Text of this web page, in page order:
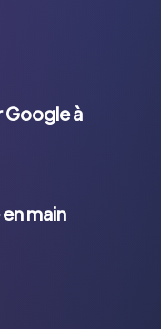
Google à
main